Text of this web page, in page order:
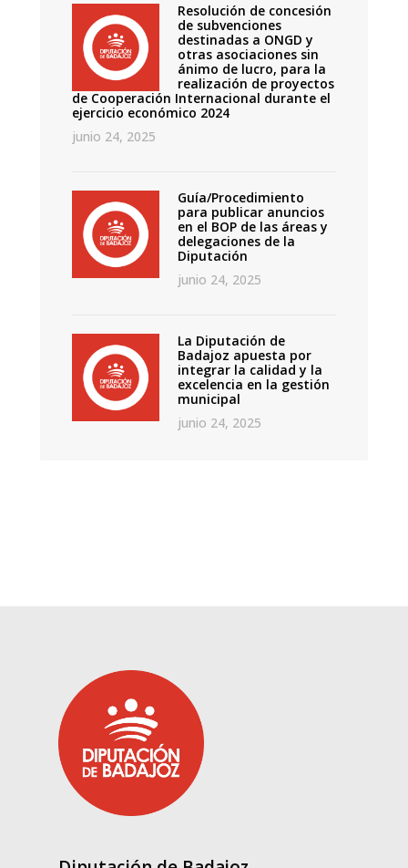
Resolución de concesión
de subvenciones
destinadas a ONGD y
otras asociaciones sin
ánimo de lucro, para la
realización de proyectos
de Cooperación Internacional durante el
ejercicio económico 2024
junio 24, 2025
Guía/Procedimiento
para publicar anuncios
en el BOP de las áreas y
delegaciones de la
Diputación
junio 24, 2025
La Diputación de
Badajoz apuesta por
integrar la calidad y la
excelencia en la gestión
municipal
junio 24, 2025